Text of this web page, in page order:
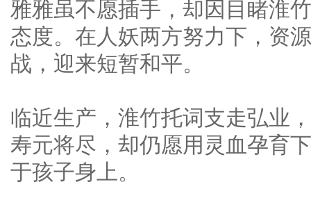
雅雅虽不愿插手，却因目睹淮
态度。在人妖两方努力下，资
战，迎来短暂和平。
临近生产，淮竹托词支走弘业
寿元将尽，却仍愿用灵血孕育
于孩子身上。